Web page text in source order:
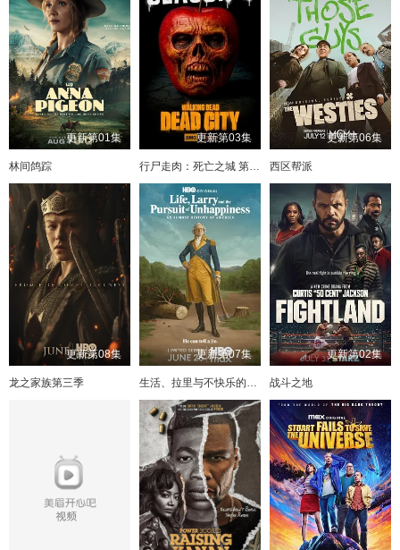
更新第01集
林间鸽踪
更新第03集
行尸走肉：死亡之城 第三季
更新第06集
西区帮派
更新第08集
龙之家族第三季
更新第07集
生活、拉里与不快乐的追求：一部美国史
更新第02集
战斗之地